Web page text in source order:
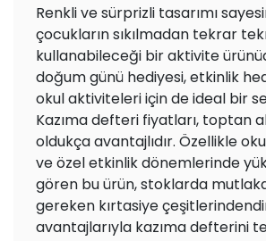
Renkli ve sürprizli tasarımı
çocukların sıkılmadan tekrar
kullanabileceği bir aktivite
doğum günü hediyesi, etkinlik
okul aktiviteleri için de ideal bir
Kazıma defteri fiyatları, toptan
oldukça avantajlıdır. Özellikle
ve özel etkinlik dönemlerinde
gören bu ürün, stoklarda
gereken kırtasiye
avantajlarıyla kazıma defterini